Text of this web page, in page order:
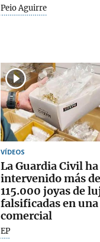
Peio Aguirre
VÍDEOS
La Guardia Civil ha
intervenido más de
115.000 joyas de
falsificadas en una
comercial
EP